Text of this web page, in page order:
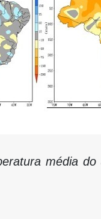
média